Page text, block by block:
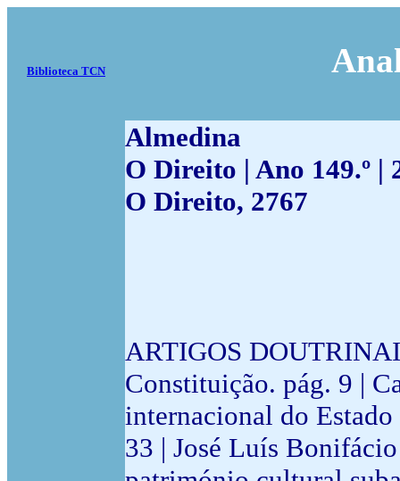
Biblioteca TCN
Almedina
O Direito | Ano 149.º |
O Direito, 2767
ARTIGOS
Constituição. pág. 9 |
internacional do
33 | José Luís